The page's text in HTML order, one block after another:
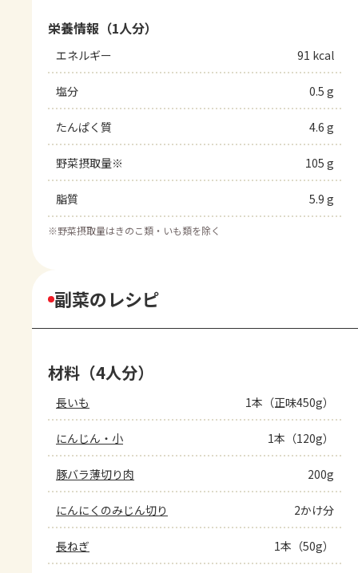
栄養情報（1人分）
エネルギー 91 kcal
塩分 0.5 g
たんぱく質 4.6 g
野菜摂取量※ 105 g
脂質 5.9 g
※野菜摂取量はきのこ類・いも類を除く
副菜のレシピ
材料（4人分）
長いも 1本（正味450g）
にんじん・小 1本（120g）
豚バラ薄切り肉 200g
にんにくのみじん切り 2かけ分
長ねぎ 1本（50g）